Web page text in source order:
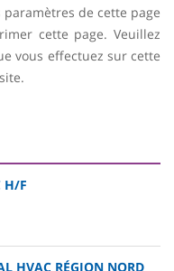
paramètres de cette page
cette page. Veuillez
vous effectuez sur cette
H/F
HVAC RÉGION NORD